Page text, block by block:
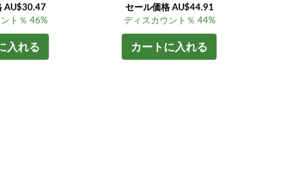
AU$30.47
ト％ 46%
入れる
セール価格 AU$44.91
ディスカウント％ 44%
カートに入れる